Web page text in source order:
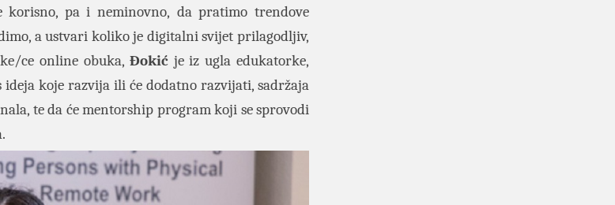
korisno, pa i neminovno, da pratimo trendove
a ustvari koliko je digitalni svijet prilagodljiv,
ce online obuka, Đokić je iz ugla edukatorke,
koje razvija ili će dodatno razvijati, sadržaja
te da će mentorship program koji se sprovodi